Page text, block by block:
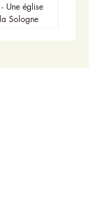
Une église
Sologne